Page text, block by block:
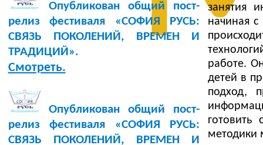
Опубликован общий пост-
релиз фестиваля «СОФИЯ РУСЬ:
СВЯЗЬ ПОКОЛЕНИЙ, ВРЕМЕН И
ТРАДИЦИЙ».
Смотреть.
Опубликован общий пост-
релиз фестиваля «СОФИЯ РУСЬ:
СВЯЗЬ ПОКОЛЕНИЙ, ВРЕМЕН И
занятия
начиная с
работе.
детей в
подход,
методики